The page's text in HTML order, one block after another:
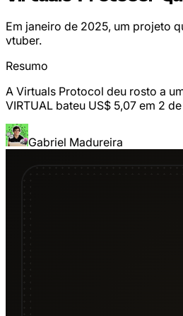
Em janeiro de 2025, um projeto
vtuber.
Resumo
A Virtuals Protocol deu rosto a
VIRTUAL bateu US$ 5,07 em 2
Gabriel Madureira